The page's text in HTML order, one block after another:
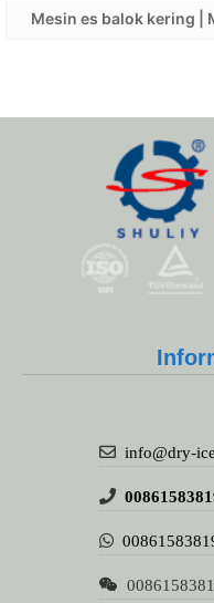
Mesin es balok kering |
info@dry-